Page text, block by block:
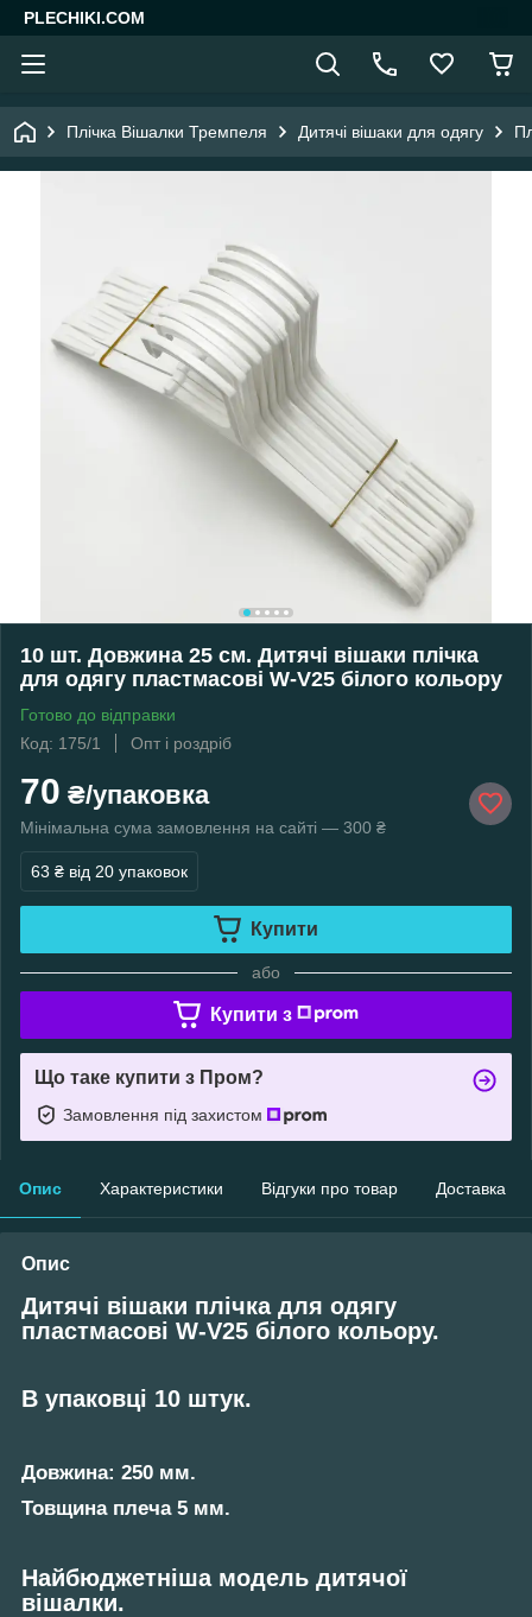
PLECHIKI.COM
Плічка Вішалки Тремпеля Дитячі вішаки для одягу
10 шт. Довжина 25 см. Дитячі вішаки плічка
для одягу пластмасові W-V25 білого кольору
Готово до відправки
Код: 175/1
Опт і роздріб
70 ₴/упаковка
Мінімальна сума замовлення на сайті — 300 ₴
63 ₴ від 20 упаковок
Купити
або
Купити з
Що таке купити з Пром?
Замовлення під захистом
Опис Характеристики Відгуки про товар Доставка
Опис
Дитячі вішаки плічка для одягу
пластмасові W-V25 білого кольору.
В упаковці 10 штук.
Довжина: 250 мм.
Товщина плеча 5 мм.
Найбюджетніша модель дитячої
вішалки.